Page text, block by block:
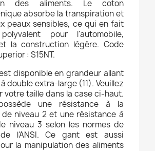
des aliments. Le coton
absorbe la transpiration et
peaux sensibles, ce qui en fait
pour l'automobile,
la construction légère. Code
: S15NT.
disponible en grandeur allant
double extra-large (11). Veuillez
votre taille dans la case ci-haut.
une résistance à la
niveau 2 et une résistance à
niveau 3 selon les normes de
l'ANSI. Ce gant est aussi
la manipulation des aliments